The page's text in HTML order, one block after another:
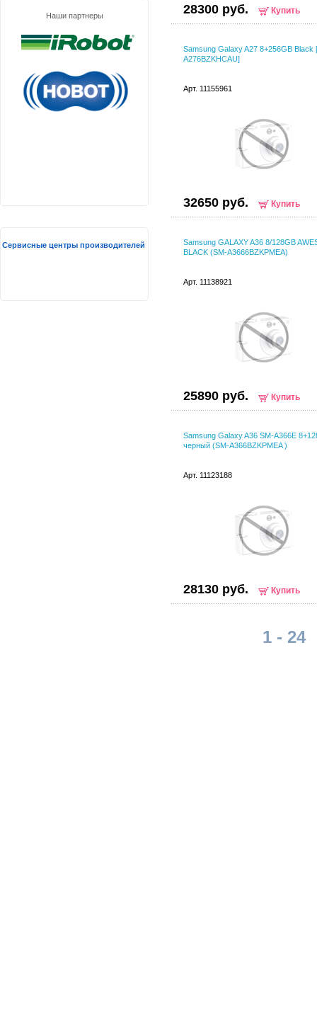
28300 руб. Купить
Samsung Galaxy A27 8+256GB Black
A276BZKHCAU]
Арт. 11155961
32650 руб. Купить
Samsung GALAXY A36 8/128GB
BLACK (SM-A3666BZKPMEA)
Арт. 11138921
25890 руб. Купить
Samsung Galaxy A36 SM-A366E
черный (SM-A366BZKPMEA )
Арт. 11123188
28130 руб. Купить
1 - 24
Наши партнеры
Сервисные центры производителей